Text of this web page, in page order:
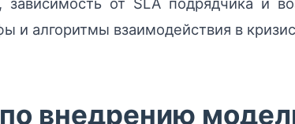
и алгоритмы взаимодействия в
внедрению